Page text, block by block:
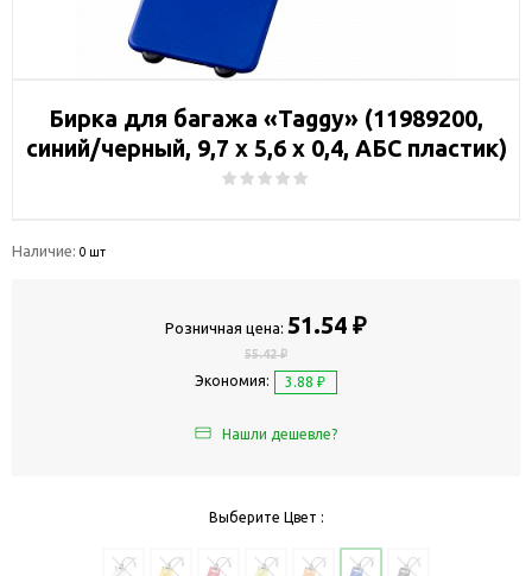
Бирка для багажа «Taggy» (11989200,
синий/черный, 9,7 х 5,6 х 0,4, АБС пластик)
Наличие: 0 шт
Розничная цена: 51.54 ₽
55.42 ₽
Экономия: 3.88 ₽
Нашли дешевле?
Выберите Цвет :